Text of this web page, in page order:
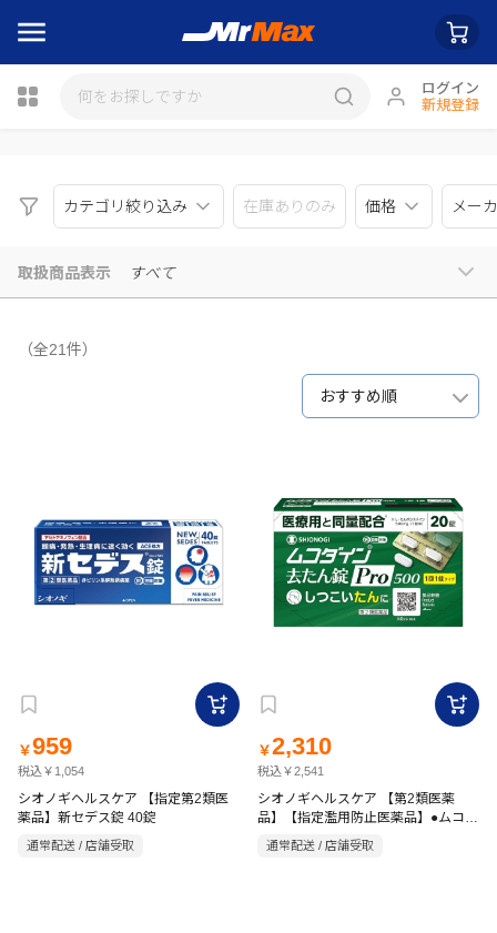
ログイン
新規登録
カテゴリ絞り込み 在庫ありのみ 価格 メー
取扱商品表示 すべて
（全21件）
おすすめ順
￥959
税込￥1,054
シオノギヘルスケア 【指定第2類医
薬品】新セデス錠 40錠
通常配送 / 店舗受取
￥2,310
税込￥2,541
シオノギヘルスケア 【第2類医薬
品】【指定濫用防止医薬品】●ムコダ
イン 去たん錠Pro500 20錠
通常配送 / 店舗受取